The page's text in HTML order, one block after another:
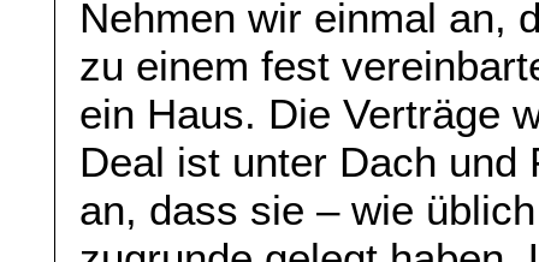
Nehmen wir einmal an,
zu einem fest
ein Haus. Die Verträge
Deal ist unter Dach und
an, dass sie – wie